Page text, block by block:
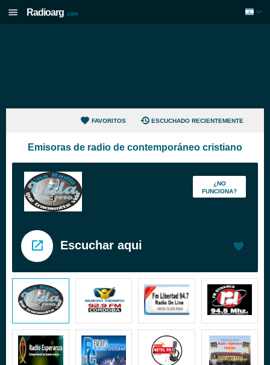
Radioarg .com
FAVORITOS ESCUCHADO RECIENTEMENTE
Emisoras de radio de contemporáneo cristiano
¿NO
FUNCIONA?
Escuchar aqui